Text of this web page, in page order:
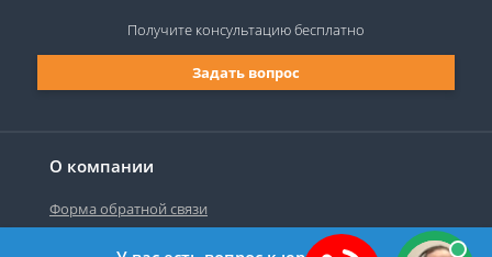
О компании
Форма обратной связи
Задать вопрос
Получите консультациюбесплатно